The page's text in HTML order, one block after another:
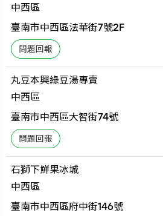
中西區
臺南市中西區法華街7號2F
丸豆本興綠豆湯專賣
中西區
臺南市中西區大智街74號
石獅下鮮果冰城
中西區
臺南市中西區府中街146號